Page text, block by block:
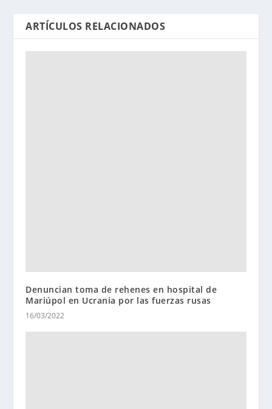
ARTÍCULOS RELACIONADOS
Denuncian toma de rehenes en hospital de
Mariúpol en Ucrania por las fuerzas rusas
16/03/2022